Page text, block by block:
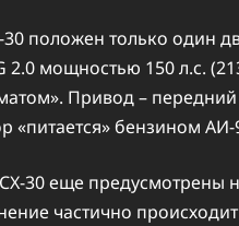
положен только один
мощностью 150 л.с.
Привод –
«питается» бензином АИ-
30 еще предусмотрены
частично